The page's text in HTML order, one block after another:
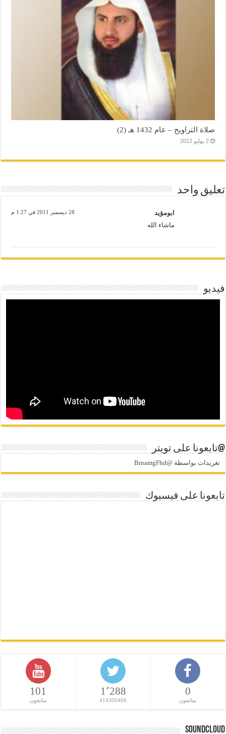
صلاة التراويح – عام 1432 هـ (2)
2 يوليو 2012
تعليق واحد
ابومؤيد 28 ديسمبر 2011 في 1:27 م
ماشاء الله
فيديو
@تابعونا على تويتر
تغريدات بواسطة @BrnamgFhd
تابعونا على فيسبوك
0
متابعون
1٬288
414300466
101
متابعون
SoundCloud